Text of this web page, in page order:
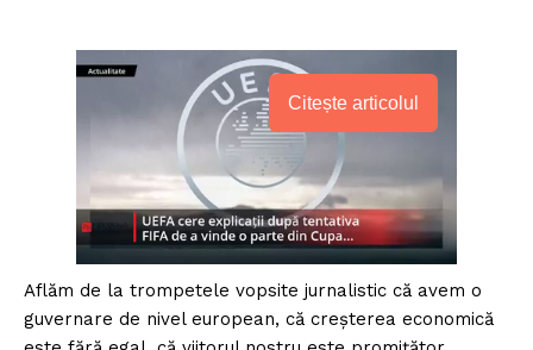
Citește articolul
Aflăm de la trompetele vopsite jurnalistic că avem o
guvernare de nivel european, că creșterea economică